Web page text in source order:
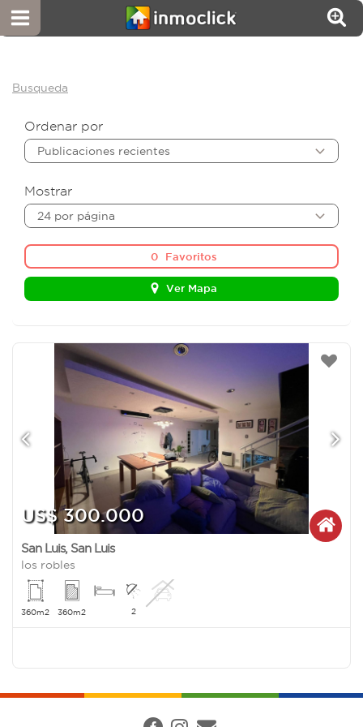
Busqueda
Ordenar por
Publicaciones recientes
Mostrar
24 por página
0 Favoritos
Ver Mapa
US$ 300.000
San Luis, San Luis
los robles
360m2 360m2 2